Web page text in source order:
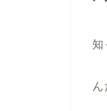
知